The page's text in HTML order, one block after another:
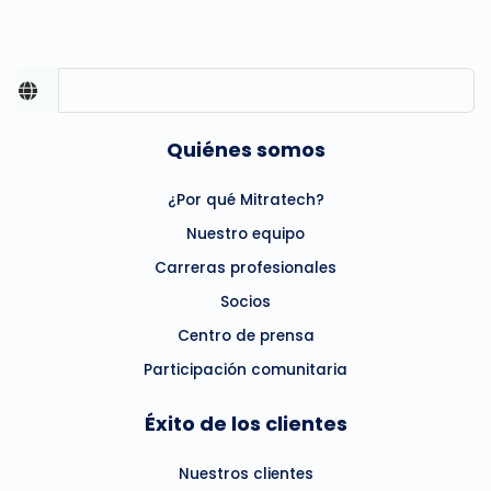
Quiénes somos
¿Por qué Mitratech?
Nuestro equipo
Carreras profesionales
Socios
Centro de prensa
Participación comunitaria
Éxito de los clientes
Nuestros clientes